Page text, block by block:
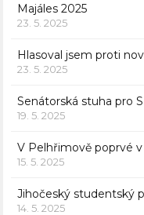
Majáles 2025
23. 5. 2025
Hlasoval jsem proti
23. 5. 2025
Senátorská stuha pro
19. 5. 2025
V Pelhřimově poprvé
15. 5. 2025
Jihočeský studentský
14. 5. 2025